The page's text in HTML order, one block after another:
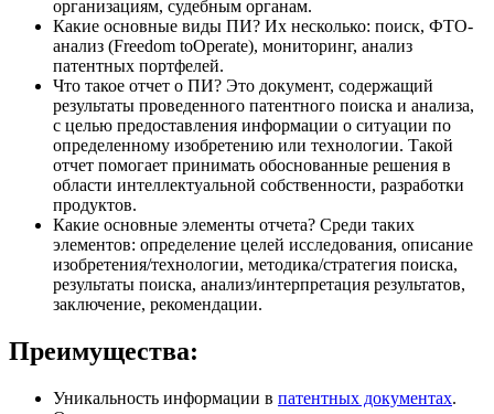
организациям, судебным органам.
Какие основные виды ПИ? Их несколько: поиск, ФТО-
анализ (Freedom toOperate), мониторинг, анализ
патентных портфелей.
Что такое отчет о ПИ? Это документ, содержащий
результаты проведенного патентного поиска и анализа,
с целью предоставления информации о ситуации по
определенному изобретению или технологии. Такой
отчет помогает принимать обоснованные решения в
области интеллектуальной собственности, разработки
продуктов.
Какие основные элементы отчета? Среди таких
элементов: определение целей исследования, описание
изобретения/технологии, методика/стратегия поиска,
результаты поиска, анализ/интерпретация результатов,
заключение, рекомендации.
Преимущества:
Уникальность информации в патентных документах.